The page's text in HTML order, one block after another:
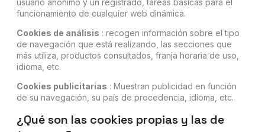
funcionamiento de cualquier web dinámica.
Cookies de análisis : recogen información sobre el tipo
de navegación que está realizando, las secciones que
más utiliza, productos consultados, franja horaria de uso,
idioma, etc.
Cookies publicitarias : Muestran publicidad en función
de su navegación, su país de procedencia, idioma, etc.
¿Qué son las cookies propias y las de